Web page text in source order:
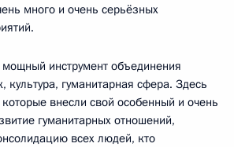
много и очень серьёзных
инструмент объединения
культура, гуманитарная сфера. Здесь
которые внесли свой особенный и очень
гуманитарных отношений,
всех людей, кто